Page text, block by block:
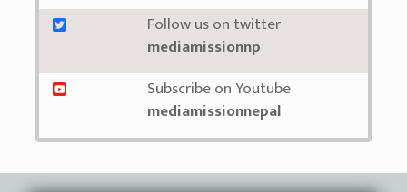
Follow us on twitter
mediamissionnp
Subscribe on Youtube
mediamissionnepal